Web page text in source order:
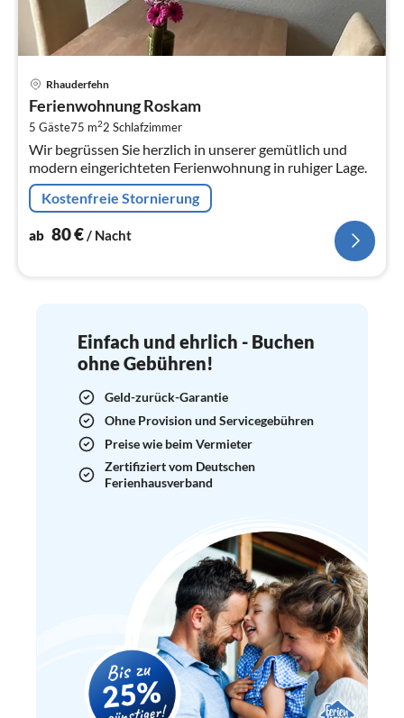
Rhauderfehn
Ferienwohnung Roskam
5 Gäste75 m22 Schlafzimmer
Wir begrüssen Sie herzlich in unserer gemütlich und
modern eingerichteten Ferienwohnung in ruhiger Lage.
Kostenfreie Stornierung
ab 80€/ Nacht
Einfach und ehrlich - Buchen
ohne Gebühren!
Geld-zurück-Garantie
Ohne Provision und Servicegebühren
Preise wie beim Vermieter
Zertifiziert vom Deutschen
Ferienhausverband